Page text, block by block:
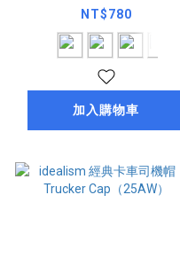
Case（25SS）
NT$780
加入購物車